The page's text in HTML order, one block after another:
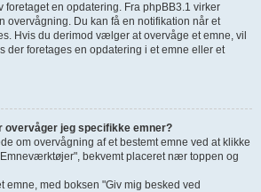
foretaget en opdatering. Fra phpBB3.1 virker
Du kan få en notifikation når et
Hvis du derimod vælger at overvåge et emne, vil
der foretages en opdatering i et emne eller et
overvåger jeg specifikke emner?
om overvågning af et bestemt emne ved at klikke
bekvemt placeret nær toppen og
emne, med boksen "Giv mig besked ved